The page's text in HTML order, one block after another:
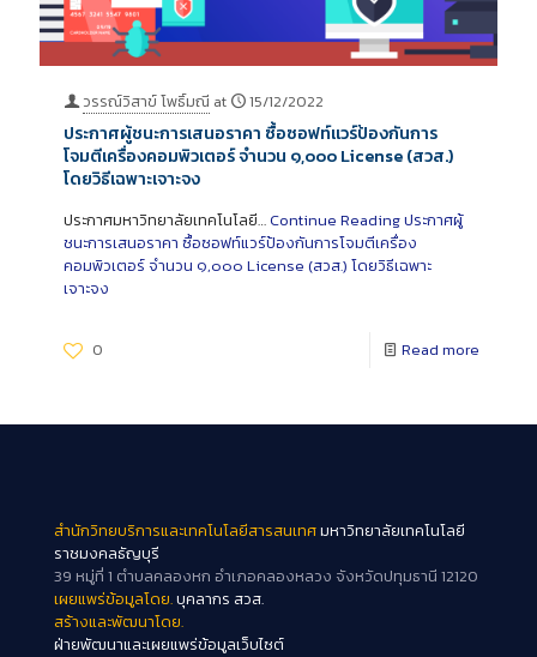
วรรณ์วิสาข์ โพธิ์มณี at 15/12/2022
ประกาศผู้ชนะการเสนอราคา ซื้อซอฟท์แวร์ป้องกันการ
โจมตีเครื่องคอมพิวเตอร์ จำนวน ๑,๐๐๐ License (สวส.)
โดยวิธีเฉพาะเจาะจง
ประกาศมหาวิทยาลัยเทคโนโลยี… Continue Readingประกาศผู้
ชนะการเสนอราคา ซื้อซอฟท์แวร์ป้องกันการโจมตีเครื่อง
คอมพิวเตอร์ จำนวน ๑,๐๐๐ License (สวส.) โดยวิธีเฉพาะ
เจาะจง
0 Read more
สำนักวิทยบริการและเทคโนโลยีสารสนเทศมหาวิทยาลัยเทคโนโลยี
ราชมงคลธัญบุรี
39 หมู่ที่ 1 ตำบลคลองหก อำเภอคลองหลวง จังหวัดปทุมธานี 12120
เผยแพร่ข้อมูลโดย.บุคลากร สวส.
สร้างและพัฒนาโดย.
ฝ่ายพัฒนาและเผยแพร่ข้อมูลเว็บไซต์